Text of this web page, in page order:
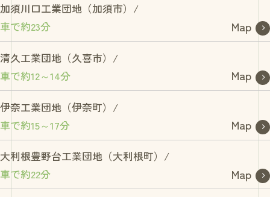
加須川口工業団地（加須市）/
車で約23分
Map
清久工業団地（久喜市）/
車で約12～14分
Map
伊奈工業団地（伊奈町）/
車で約15～17分
Map
大利根豊野台工業団地（大利根町）/
車で約22分
Map